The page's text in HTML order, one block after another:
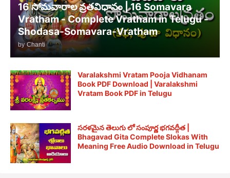
16 సోమవారాల వ్రతవిధానం | 16 Somavara
Vratham - Complete Vratham in Telugu -
Shodasa-Somavara-Vratham
by Chanti
Varalakshmi Vratam Pooja Vidhanam
Book PDF Download | Varalakshmi
Vratam Book PDF in Telugu
సరళమైన తెలుగు లో సంపూర్ణ భగవద్గీత |
Bhagavad Gita Complete Slokas With
Meaning Free Audio Download in Telugu